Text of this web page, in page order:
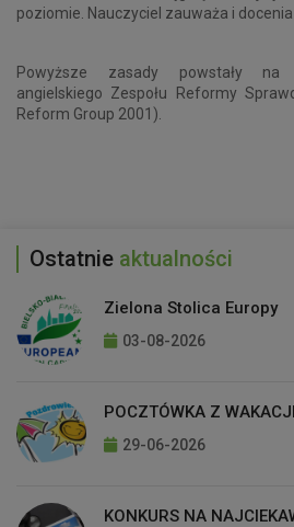
poziomie. Nauczyciel zauważa i
Powyższe zasady powstały na
angielskiego Zespołu Reformy
Reform Group 2001).
Ostatnie aktualności
Zielona Stolica Europy
03-08-2026
POCZTÓWKA Z
29-06-2026
KONKURS NA